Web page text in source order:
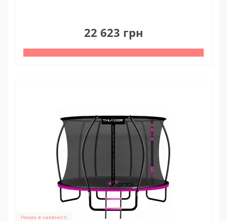
22 623 грн
Немає в наявності